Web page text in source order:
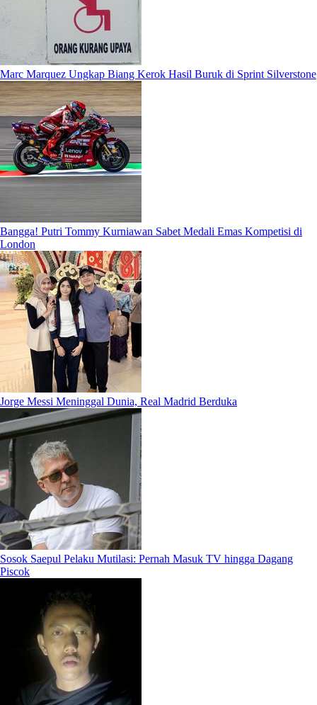
Marc Marquez Ungkap Biang Kerok Hasil Buruk di Sprint Silverstone
Bangga! Putri Tommy Kurniawan Sabet Medali Emas Kompetisi di
London
Jorge Messi Meninggal Dunia, Real Madrid Berduka
Sosok Saepul Pelaku Mutilasi: Pernah Masuk TV hingga Dagang
Piscok